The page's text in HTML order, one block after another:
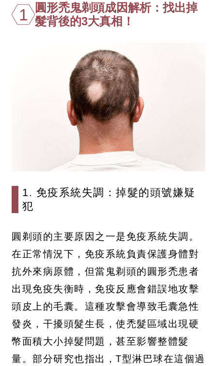
1
圓形禿鬼剃頭成因解析：找出掉
髮背後的3大真相！
1. 免疫系統失調：掉髮的頭號嫌疑
犯
圓剃頭的主要原因之一是免疫系統失調。
在正常情況下，免疫系統負責保護身體對
抗外來病原體，但當鬼剃頭的圓形禿患者
出現免疫失衡時，免疫反應會錯誤地攻擊
頭皮上的毛囊。這種攻擊會導致毛囊急性
發炎，干擾頭髮生長，使禿髮區域出現硬
幣面積大小掉髮問題，甚至影響整體髮
量。部分研究也指出，T型淋巴球在這個過